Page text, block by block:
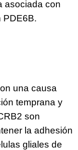
asociada con
PDE6B.
una causa
temprana y
son
la adhesión
gliales de